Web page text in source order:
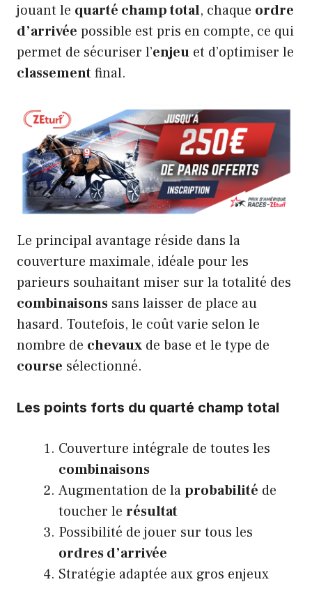
jouant le quarté champ total, chaque ordre
d’arrivée possible est pris en compte, ce qui
permet de sécuriser l’enjeu et d’optimiser le
classementfinal.
Le principal avantage réside dans la
couverture maximale, idéale pour les
parieurs souhaitant miser sur la totalité des
combinaisons sans laisser de place au
hasard. Toutefois, le coût varie selon le
nombre de chevaux de base et le type de
course sélectionné.
Les points forts du quarté champ total
Couverture intégrale de toutes les
combinaisons
Augmentation de laprobabilité de
toucher le résultat
Possibilité de jouer sur tous les
ordres d’arrivée
Stratégie adaptée aux gros enjeux